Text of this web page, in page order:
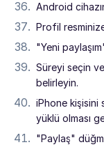
Android
Profil
"Yeni
Süreyi seçin
belirleyin.
iPhone kişisini
yüklü olması
"Paylaş"